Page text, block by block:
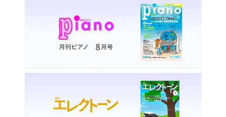
カテゴリ一覧